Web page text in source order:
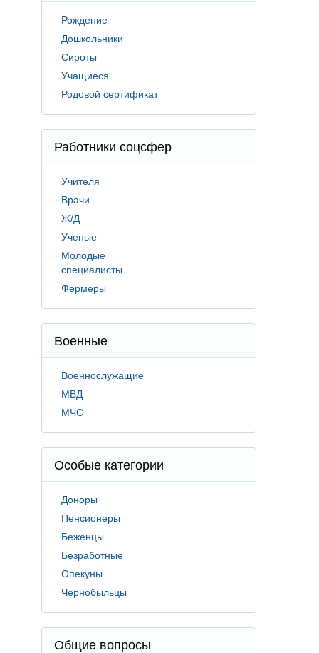
Рождение
Дошкольники
Сироты
Учащиеся
Родовой сертификат
Работники соцсфер
Учителя
Врачи
Ж/Д
Ученые
Молодые
специалисты
Фермеры
Военные
Военнослужащие
МВД
МЧС
Особые категории
Доноры
Пенсионеры
Беженцы
Безработные
Опекуны
Чернобыльцы
Общие вопросы